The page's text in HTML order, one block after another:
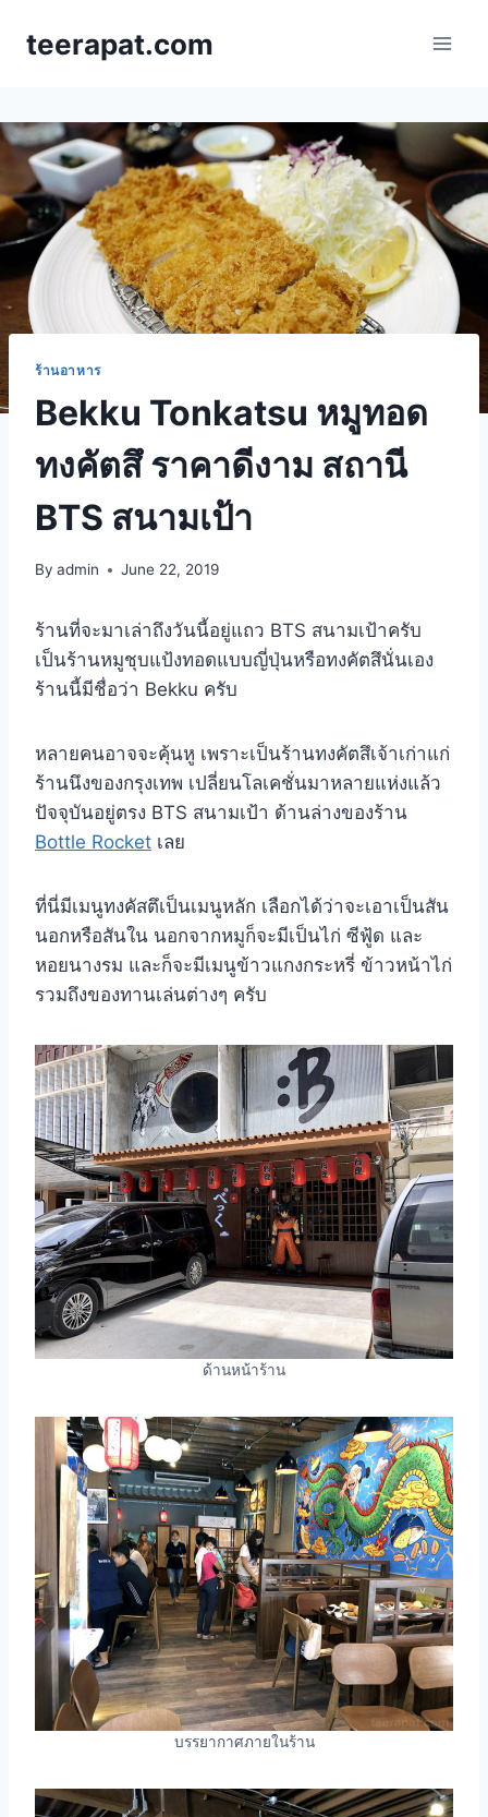
teerapat.com
ร้านอาหาร
Bekku Tonkatsu หมูทอด
ทงคัตสึ ราคาดีงาม สถานี
BTS สนามเป้า
By admin June 22, 2019
ร้านที่จะมาเล่าถึงวันนี้อยู่แถว BTS สนามเป้าครับ
เป็นร้านหมูชุบแป้งทอดแบบญี่ปุ่นหรือทงคัตสึนั่นเอง
ร้านนี้มีชื่อว่า Bekku ครับ
หลายคนอาจจะคุ้นหู เพราะเป็นร้านทงคัตสึเจ้าเก่าแก่
ร้านนึงของกรุงเทพ เปลี่ยนโลเคชั่นมาหลายแห่งแล้ว
ปัจจุบันอยู่ตรง BTS สนามเป้า ด้านล่างของร้าน
Bottle Rocket เลย
ที่นี่มีเมนูทงคัสตึเป็นเมนูหลัก เลือกได้ว่าจะเอาเป็นสัน
นอกหรือสันใน นอกจากหมูก็จะมีเป็นไก่ ซีฟู้ด และ
หอยนางรม และก็จะมีเมนูข้าวแกงกระหรี่ ข้าวหน้าไก่
รวมถึงของทานเล่นต่างๆ ครับ
ด้านหน้าร้าน
บรรยากาศภายในร้าน